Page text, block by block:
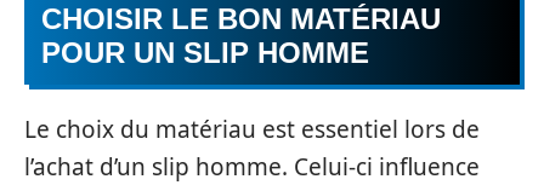
CHOISIR LE BON MATÉRIAU
POUR UN SLIP HOMME
Le choix du matériau est essentiel lors de
l’achat d’un slip homme. Celui-ci influence